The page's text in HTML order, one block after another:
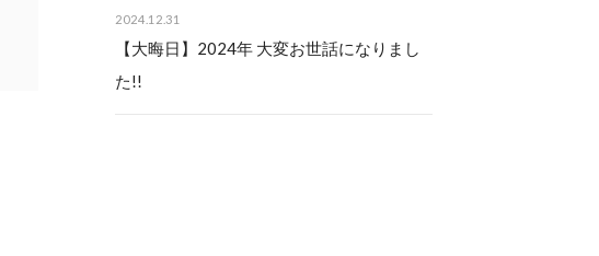
2024.12.31
【大晦日】2024年 大変お世話になりまし
た!!